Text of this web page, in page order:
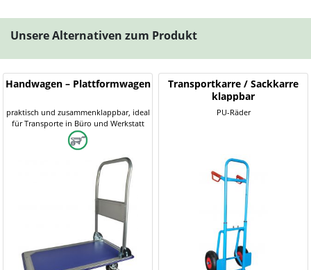
Unsere Alternativen zum Produkt
Handwagen – Plattformwagen
praktisch und zusammenklappbar, ideal
für Transporte in Büro und Werkstatt
Transportkarre / Sackkarre
klappbar
PU-Räder